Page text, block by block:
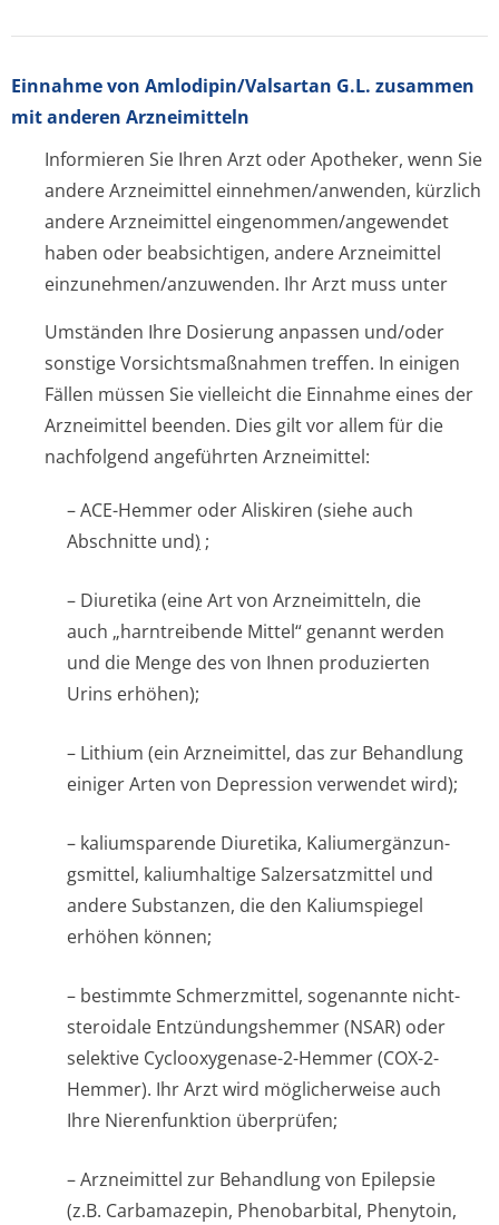
Einnahme von Amlodipin/Valsartan G.L. zusammen
mit anderen Arzneimitteln
Informieren Sie Ihren Arzt oder Apotheker, wenn Sie
andere Arzneimittel einnehmen/anwenden, kürzlich
andere Arzneimittel eingenommen/an­gewendet
haben oder beabsichtigen, andere Arzneimittel
einzunehmen/an­zuwenden. Ihr Arzt muss unter
Umständen Ihre Dosierung anpassen und/oder
sonstige Vorsichtsmaßnahmen treffen. In einigen
Fällen müssen Sie vielleicht die Einnahme eines der
Arzneimittel beenden. Dies gilt vor allem für die
nachfolgend angeführten Arzneimittel:
– ACE-Hemmer oder Aliskiren (siehe auch
Abschnitte und) ;
– Diuretika (eine Art von Arzneimitteln, die
auch „harntreibende Mittel“ genannt werden
und die Menge des von Ihnen produzierten
Urins erhöhen);
– Lithium (ein Arzneimittel, das zur Behandlung
einiger Arten von Depression verwendet wird);
– kaliumsparende Diuretika, Kaliumergänzun­
gsmittel, kaliumhaltige Salzersatzmittel und
andere Substanzen, die den Kaliumspiegel
erhöhen können;
– bestimmte Schmerzmittel, sogenannte nicht-
steroidale Entzündungshemmer (NSAR) oder
selektive Cyclooxygenase-2-Hemmer (COX-2-
Hemmer). Ihr Arzt wird möglicherweise auch
Ihre Nierenfunktion überprüfen;
– Arzneimittel zur Behandlung von Epilepsie
(z.B. Carbamazepin, Phenobarbital, Phenytoin,